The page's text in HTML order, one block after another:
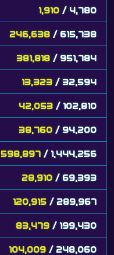
1,910 / 4,780
246,638 / 615,738
381,818 / 951,784
13,323 / 32,594
42,053 / 102,810
38,760 / 94,200
598,897 / 1,444,256
28,910 / 69,393
120,915 / 289,967
83,479 / 199,430
104,009 / 248,060